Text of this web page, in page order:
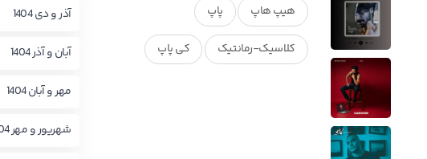
هیپ هاپ پاپ
کلاسیک-رمانتیک کی پاپ
آذر و دی 1404
آبان و آذر 1404
مهر و آبان 1404
شهریور و مهر 1404